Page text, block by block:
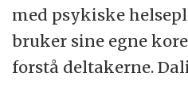
med psykiske
bruker sine egne
forstå deltakerne.